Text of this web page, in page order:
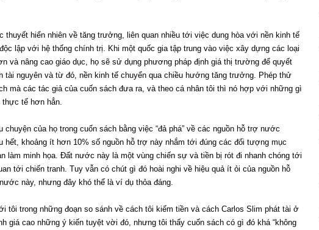
thuyết hiển nhiên về tăng trưởng, liên quan nhiều tới việc dung hòa với nền kinh tế
lập với hệ thống chính trị. Khi một quốc gia tập trung vào việc xây dựng các loại
và nâng cao giáo dục, họ sẽ sử dụng phương pháp định giá thị trường để quyết
tài nguyên và từ đó, nền kinh tế chuyển qua chiều hướng tăng trưởng. Phép thử
mà các tác giả của cuốn sách đưa ra, và theo cá nhân tôi thì nó hợp với những gì
thực tế hơn hẳn.
chuyện của họ trong cuốn sách bằng việc “đả phá” về các nguồn hỗ trợ nước
hết, khoảng ít hơn 10% số nguồn hỗ trợ này nhắm tới đúng các đối tượng mục
làm minh họa. Đất nước này là một vùng chiến sự và tiền bị rót đi nhanh chóng tới
tới chiến tranh. Tuy vẫn có chút gì đó hoài nghi về hiệu quả ít ỏi của nguồn hỗ
này, nhưng đây khó thể là ví dụ thỏa đáng.
tôi trong những đoạn so sánh về cách tôi kiếm tiền và cách Carlos Slim phát tài ở
giá cao những ý kiến tuyệt vời đó, nhưng tôi thấy cuốn sách có gì đó khá “không